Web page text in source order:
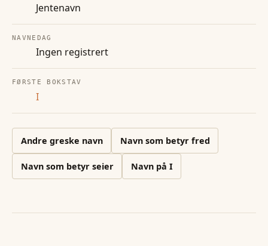
Jentenavn
NAVNEDAG
Ingen registrert
FØRSTE BOKSTAV
I
Andre greske navn Navn som betyr fred
Navn som betyr seier Navn på I